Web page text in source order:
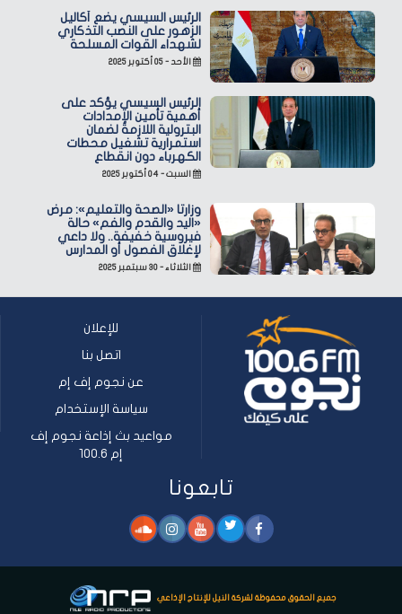
الرئيس السيسي يضع أكاليل
الزهور على النصب التذكاري
لشهداء القوات المسلحة
الأحد - ٠٥ أكتوبر ٢٠٢٥
الرئيس السيسي يؤكد على
أهمية تأمين الإمدادات
البترولية اللازمة لضمان
استمرارية تشغيل محطات
الكهرباء دون انقطاع
السبت - ٠٤ أكتوبر ٢٠٢٥
وزارتا «الصحة والتعليم»: مرض
«اليد والقدم والفم» حالة
فيروسية خفيفة.. ولا داعي
لإغلاق الفصول أو المدارس
الثلاثاء - ٣٠ سبتمبر ٢٠٢٥
للإعلان
اتصل بنا
عن نجوم إف إم
سياسة الإستخدام
مواعيد بث إذاعة نجوم إف
إم 100.6
تابعونا
جميع الحقوق محفوظة لشركة النيل للإنتاج الإذاعي